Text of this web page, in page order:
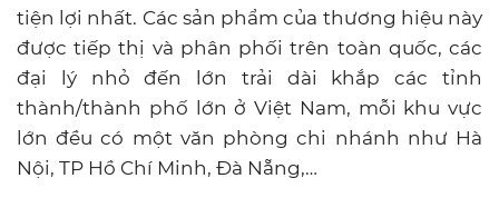
tiện lợi nhất. Các sản phẩm của thương hiệu này
được tiếp thị và phân phối trên toàn quốc, các
đại lý nhỏ đến lớn trải dài khắp các tỉnh
thành/thành phố lớn ở Việt Nam, mỗi khu vực
lớn đều có một văn phòng chi nhánh như Hà
Nội, TP Hồ Chí Minh, Đà Nẵng,…